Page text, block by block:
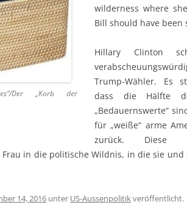
Der „Korb der
wilderness where
Bill should have been
Hillary Clinton
Trump-Wähler. Es
dass die Hälfte
„Bedauernswerte“
für „weiße“ arme
zurück. Diese
in die politische Wildnis, in die sie
14, 2016 unter US-Aussenpolitikveröffentlicht.